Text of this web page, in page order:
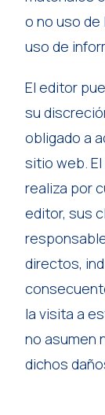
o no uso
uso de
El editor
su
obligado a
sitio web.
realiza por
editor, sus
directos,
la visita a
no asumen
dichos